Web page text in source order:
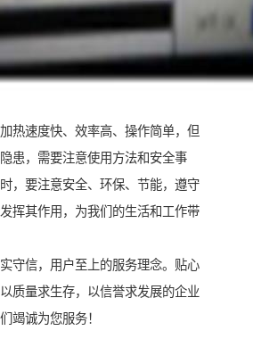
热速度快、效率高、操作简单，但
患，需要注意使用方法和安全事
，要注意安全、环保、节能，遵守
挥其作用，为我们的生活和工作带
守信，用户至上的服务理念。贴心
质量求生存，以信誉求发展的企业
竭诚为您服务！